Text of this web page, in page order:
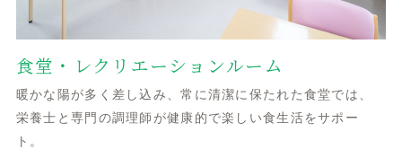
食堂・レクリエーションルーム
暖かな陽が多く差し込み、常に清潔に保たれた食堂では、
栄養士と専門の調理師が健康的で楽しい食生活をサポー
ト。